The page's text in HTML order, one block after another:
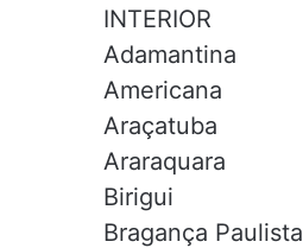
INTERIOR
Adamantina
Americana
Araçatuba
Araraquara
Birigui
Bragança Paulista